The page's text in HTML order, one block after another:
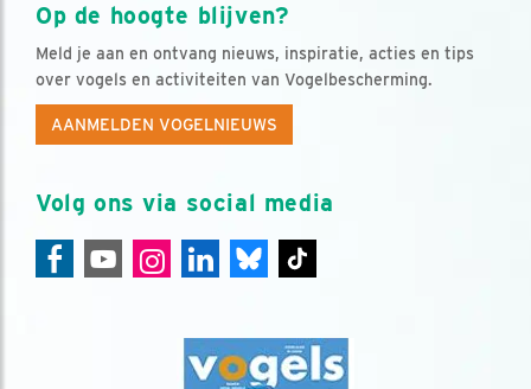
Op de hoogte blijven?
Meld je aan en ontvang nieuws, inspiratie, acties en tips
over vogels en activiteiten van Vogelbescherming.
AANMELDEN VOGELNIEUWS
Volg ons via social media